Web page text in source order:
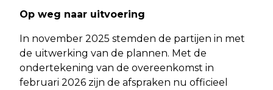
Op weg naar uitvoering
In november 2025 stemden de partijen in met
de uitwerking van de plannen. Met de
ondertekening van de overeenkomst in
februari 2026 zijn de afspraken nu officieel